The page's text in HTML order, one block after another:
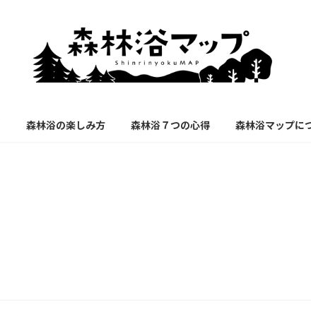
森林浴の楽しみ方 森林浴７つの心得 森林浴マップに